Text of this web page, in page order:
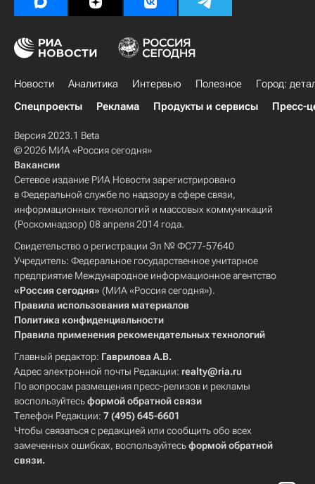
Новости Аналитика Интервью Полезное
Город:
Спецпроекты
Реклама Продукты и сервисы Пресс-
Версия 2023.1 Beta
© 2026 МИА «Россия сегодня»
Вакансии
Сетевое издание РИА Новости зарегистрировано
в Федеральной службе по надзору в сфере связи,
информационных технологий и массовых коммуникаций
(Роскомнадзор) 08 апреля 2014 года.
Свидетельство о регистрации Эл № ФС77-57640
Учредитель: Федеральное государственное унитарное
предприятие Международное информационное агентство
«Россия сегодня» (МИА «Россия сегодня»).
Правила использования материалов
Политика конфиденциальности
Правила применения рекомендательных технологий
Главный редактор: Гаврилова А.В.
Адрес электронной почты Редакции: realty@ria.ru
По вопросам размещения пресс-релизов и рекламы
воспользуйтесьформой обратной связи
Телефон Редакции: 7 (495) 645-6601
Чтобы связаться с редакцией или сообщить обо всех
замеченных ошибках, воспользуйтесьформой обратной
связи.